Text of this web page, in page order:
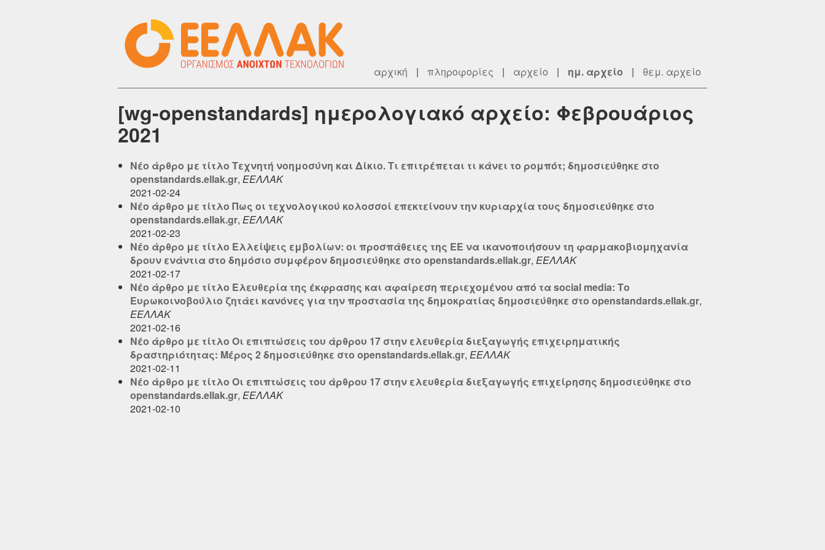
αρχική | πληροφορίες | αρχείο | ημ. αρχείο | θεμ. αρχείο
[wg-openstandards] ημερολογιακό αρχείο: Φεβρουάριος
2021
Νέο άρθρο με τίτλο Τεχνητή νοημοσύνη και Δίκιο. Τι επιτρέπεται τι κάνει το ρομπότ; δημοσιεύθηκε στο
openstandards.ellak.gr, ΕΕΛΛΑΚ
2021-02-24
Νέο άρθρο με τίτλο Πως οι τεχνολογικού κολοσσοί επεκτείνουν την κυριαρχία τους δημοσιεύθηκε στο
openstandards.ellak.gr, ΕΕΛΛΑΚ
2021-02-23
Νέο άρθρο με τίτλο Ελλείψεις εμβολίων: οι προσπάθειες της ΕΕ να ικανοποιήσουν τη φαρμακοβιομηχανία
δρουν ενάντια στο δημόσιο συμφέρον δημοσιεύθηκε στο openstandards.ellak.gr, ΕΕΛΛΑΚ
2021-02-17
Νέο άρθρο με τίτλο Ελευθερία της έκφρασης και αφαίρεση περιεχομένου από τα social media: Το
Ευρωκοινοβούλιο ζητάει κανόνες για την προστασία της δημοκρατίας δημοσιεύθηκε στο openstandards.ellak.gr,
ΕΕΛΛΑΚ
2021-02-16
Νέο άρθρο με τίτλο Οι επιπτώσεις του άρθρου 17 στην ελευθερία διεξαγωγής επιχειρηματικής
δραστηριότητας: Μέρος 2 δημοσιεύθηκε στο openstandards.ellak.gr, ΕΕΛΛΑΚ
2021-02-11
Νέο άρθρο με τίτλο Οι επιπτώσεις του άρθρου 17 στην ελευθερία διεξαγωγής επιχείρησης δημοσιεύθηκε στο
openstandards.ellak.gr, ΕΕΛΛΑΚ
2021-02-10